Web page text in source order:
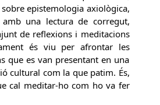
epistemologia axiològica,
una lectura de corregut,
de reflexions i meditacions
és viu per afrontar les
que es van presentant en una
cultural com la que patim. És,
cal meditar-ho com ho va fer